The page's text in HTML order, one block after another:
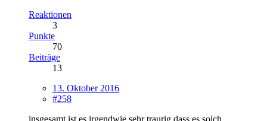
Reaktionen
3
Punkte
70
Beiträge
13
13. Oktober 2016
#258
insgesamt ist es irgendwie sehr traurig dass es solch